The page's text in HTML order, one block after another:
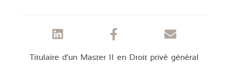
Titulaire d’un Master II en Droit privé général